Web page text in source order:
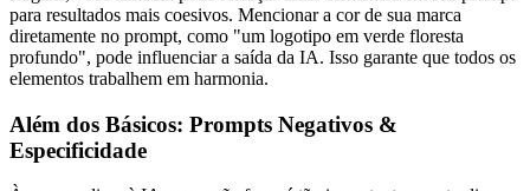
para resultados mais coesivos. Mencionar a cor de sua marca
diretamente no prompt, como "um logotipo em verde floresta
profundo", pode influenciar a saída da IA. Isso garante que todos os
elementos trabalhem em harmonia.
Além dos Básicos: Prompts Negativos &
Especificidade